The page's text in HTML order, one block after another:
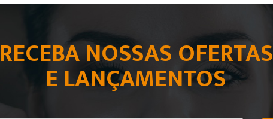
RECEBA NOSSAS OFERTAS
E LANÇAMENTOS